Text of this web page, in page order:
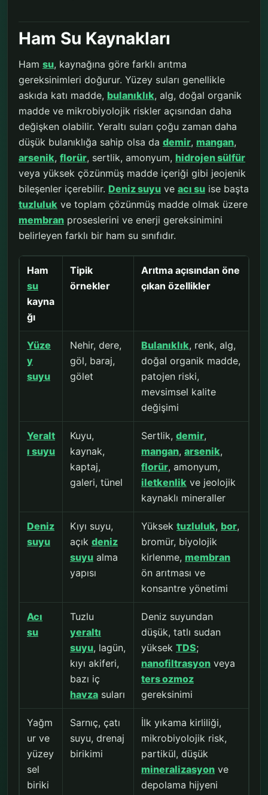
Ham Su Kaynakları
Ham su, kaynağına göre farklı arıtma
gereksinimleri doğurur. Yüzey suları genellikle
askıda katı madde, bulanıklık, alg, doğal organik
madde ve mikrobiyolojik riskler açısından daha
değişken olabilir. Yeraltı suları çoğu zaman daha
düşük bulanıklığa sahip olsa da demir, mangan,
arsenik, florür, sertlik, amonyum, hidrojen sülfür
veya yüksek çözünmüş madde içeriği gibi jeojenik
bileşenler içerebilir. Deniz suyu ve acı su ise başta
tuzluluk ve toplam çözünmüş madde olmak üzere
membran proseslerini ve enerji gereksinimini
belirleyen farklı bir ham su sınıfıdır.
Ham
su
kayna
ğı
Tipik
örnekler
Arıtma açısından öne
çıkan özellikler
Yüze
y
suyu
Nehir, dere,
göl, baraj,
gölet
Bulanıklık, renk, alg,
doğal organik madde,
patojen riski,
mevsimsel kalite
değişimi
Yeralt
ı suyu
Kuyu,
kaynak,
kaptaj,
galeri, tünel
Sertlik, demir,
mangan, arsenik,
florür, amonyum,
iletkenlik ve jeolojik
kaynaklı mineraller
Deniz
suyu
Kıyı suyu,
açık deniz
suyu alma
yapısı
Yüksek tuzluluk, bor,
bromür, biyolojik
kirlenme, membran
ön arıtması ve
konsantre yönetimi
Acı
su
Tuzlu
yeraltı
suyu, lagün,
kıyı akiferi,
bazı iç
havza suları
Deniz suyundan
düşük, tatlı sudan
yüksek TDS;
nanofiltrasyon veya
ters ozmoz
gereksinimi
Yağm
ur ve
yüzey
sel
biriki
Sarnıç, çatı
suyu, drenaj
birikimi
İlk yıkama kirliliği,
mikrobiyolojik risk,
partikül, düşük
mineralizasyon ve
depolama hijyeni